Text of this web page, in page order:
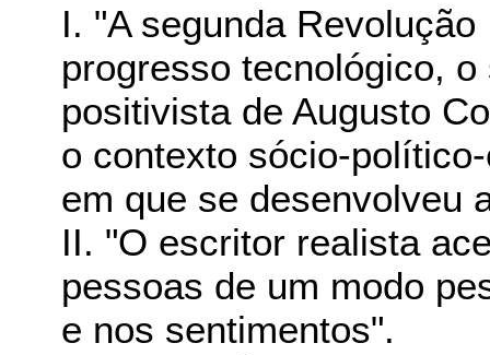
I. "A segunda
progresso tecnológico,
positivista de Augusto
o contexto sócio-
em que se desenvolveu
II. "O escritor realista
pessoas de um modo
e nos sentimentos".